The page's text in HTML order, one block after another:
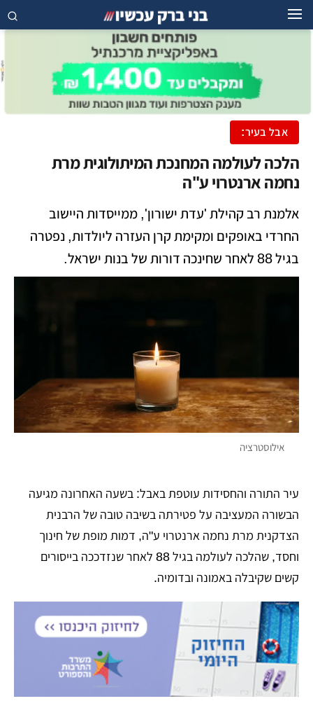
אבל בעיר:
הלכה לעולמה המחנכת המיתולוגית מרת
נחמה ארנטרוי ע"ה
אלמנת רב קהילת 'עדת ישורון', ממייסדות היישוב
החרדי באופקים ומקימת קרן העזרה ליולדות, נפטרה
בגיל 88 לאחר שחינכה דורות של בנות ישראל.
אילוסטרציה
עיר התורה והחסידות עוטפת באבל: בשעה האחרונה מגיעה
הבשורה המעציבה על פטירתה בשיבה טובה של הרבנית
הצדקנית מרת נחמה ארנטרוי ע"ה, דמות מופת של חינוך
וחסד, שהלכה לעולמה בגיל 88 לאחר שנזדככה בייסורים
קשים שקיבלה באמונה ובדומיה.